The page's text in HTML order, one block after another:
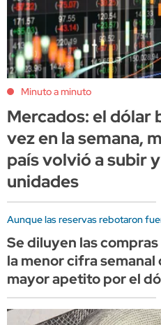
Minuto a minuto
Mercados: el dólar
vez en la semana,
país volvió a subir
unidades
Aunque las reservas rebotaron
Se diluyen las
la menor cifra semanal
mayor apetito por el